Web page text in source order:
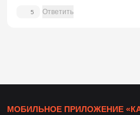
5 Ответить
МОБИЛЬНОЕ ПРИЛОЖЕНИЕ